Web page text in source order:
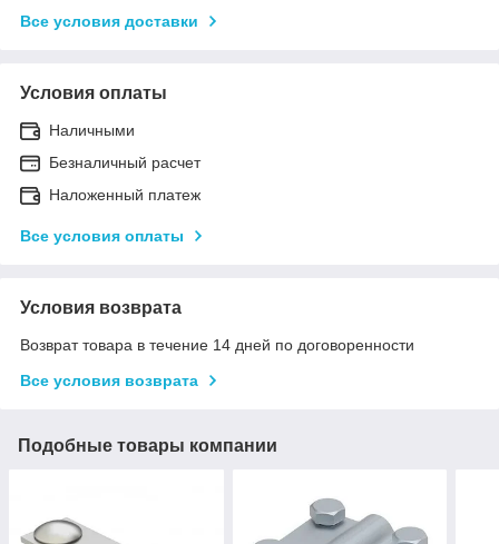
Все условия доставки
Условия оплаты
Наличными
Безналичный расчет
Наложенный платеж
Все условия оплаты
Условия возврата
Возврат товара в течение 14 дней по договоренности
Все условия возврата
Подобные товары компании